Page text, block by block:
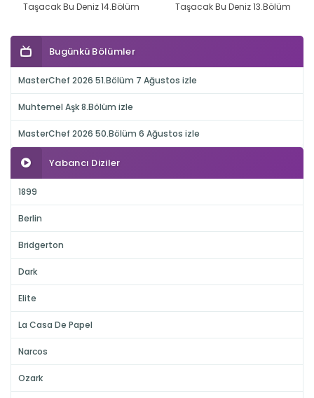
Taşacak Bu Deniz 14.Bölüm Taşacak Bu Deniz 13.Bölüm
Bugünkü Bölümler
MasterChef 2026 51.Bölüm 7 Ağustos izle
Muhtemel Aşk 8.Bölüm izle
MasterChef 2026 50.Bölüm 6 Ağustos izle
Yabancı Diziler
1899
Berlin
Bridgerton
Dark
Elite
La Casa De Papel
Narcos
Ozark